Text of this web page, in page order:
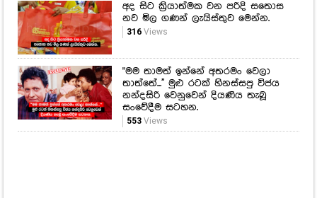
අද සිට ක්‍රියාත්මක වන පරිදි සතොස
නව මිල ගණන් ලැයිස්තුව මෙන්න.
316Views
"මම තාමත් ඉන්නේ අතරමං වෙලා
තාත්තේ...'' මුළු රටක් හිනස්සපු විජය
නන්දසිරි වෙනුවෙන් දියණිය තැබූ
සංවේදීම සටහන.
553Views